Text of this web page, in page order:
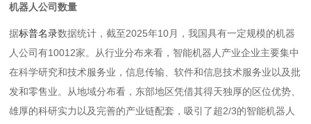
机器人公司数量
据标普名录数据统计，截至2025年10月，我国具有一定规模的机器
人公司有10012家。从行业分布来看，智能机器人产业企业主要集中
在科学研究和技术服务业，信息传输、软件和信息技术服务业以及批
发和零售业。从地域分布看，东部地区凭借其得天独厚的区位优势、
雄厚的科研实力以及完善的产业链配套，吸引了超2/3的智能机器人